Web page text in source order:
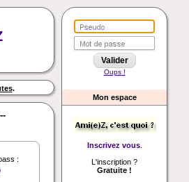
.
Oups !
Mon espace
Inscrivez vous.
L'inscription ?
Gratuite !
Se souvenir de mon pass :